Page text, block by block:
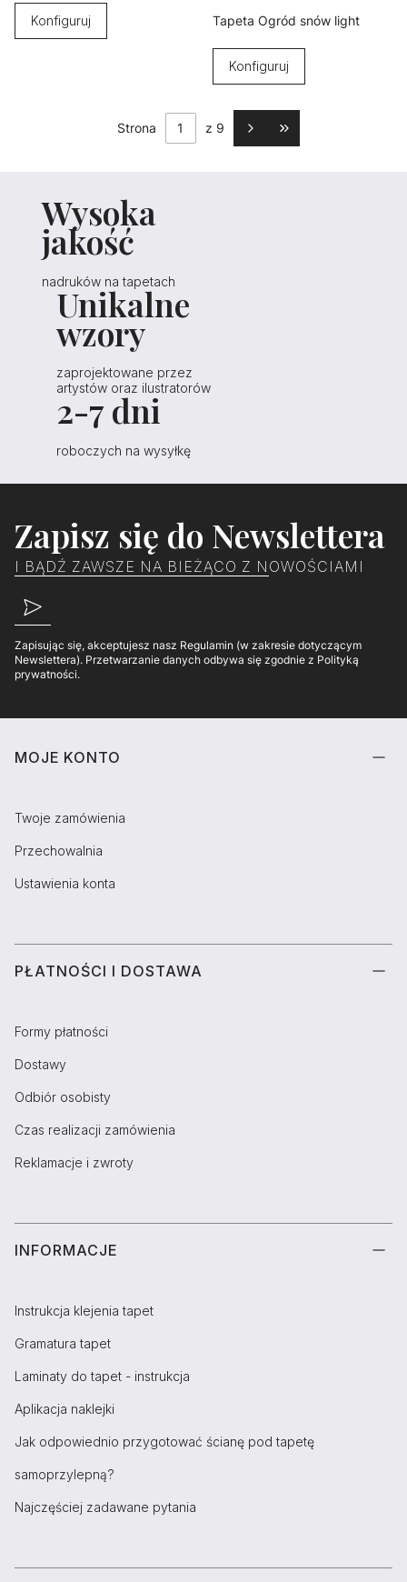
Konfiguruj Tapeta Ogród snów light
Konfiguruj
Strona z 9 Przejdź do ostatniej
Wysoka
jakość
nadruków na tapetach
Unikalne
wzory
zaprojektowane przez
artystów oraz ilustratorów
2-7 dni
roboczych na wysyłkę
Zapisz się do Newslettera
I BĄDŹ ZAWSZE NA BIEŻĄCO Z NOWOŚCIAMI
Zapisując się, akceptujesz nasz Regulamin (w zakresie dotyczącym
Newslettera). Przetwarzanie danych odbywa się zgodnie z Polityką
prywatności.
Linki w stopce
MOJE KONTO
Twoje zamówienia
Przechowalnia
Ustawienia konta
PŁATNOŚCI I DOSTAWA
Formy płatności
Dostawy
Odbiór osobisty
Czas realizacji zamówienia
Reklamacje i zwroty
INFORMACJE
Instrukcja klejenia tapet
Gramatura tapet
Laminaty do tapet - instrukcja
Aplikacja naklejki
Jak odpowiednio przygotować ścianę pod tapetę
samoprzylepną?
Najczęściej zadawane pytania